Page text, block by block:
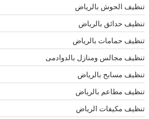
تنظيف الحوش بالرياض
تنظيف حدائق بالرياض
تنظيف حمامات بالرياض
تنظيف مجالس ومنازل بالدوادمى
تنظيف مسابح بالرياض
تنظيف مطاعم بالرياض
تنظيف مكيفات الرياض